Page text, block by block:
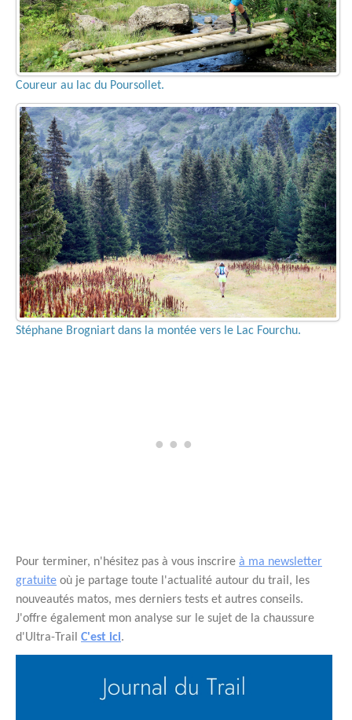
Coureur au lac du Poursollet.
Stéphane Brogniart dans la montée vers le Lac Fourchu.
Pour terminer, n'hésitez pas à vous inscrire à ma newsletter
gratuite où je partage toute l'actualité autour du trail, les
nouveautés matos, mes derniers tests et autres conseils.
J'offre également mon analyse sur le sujet de la chaussure
d'Ultra-Trail C'est ici.